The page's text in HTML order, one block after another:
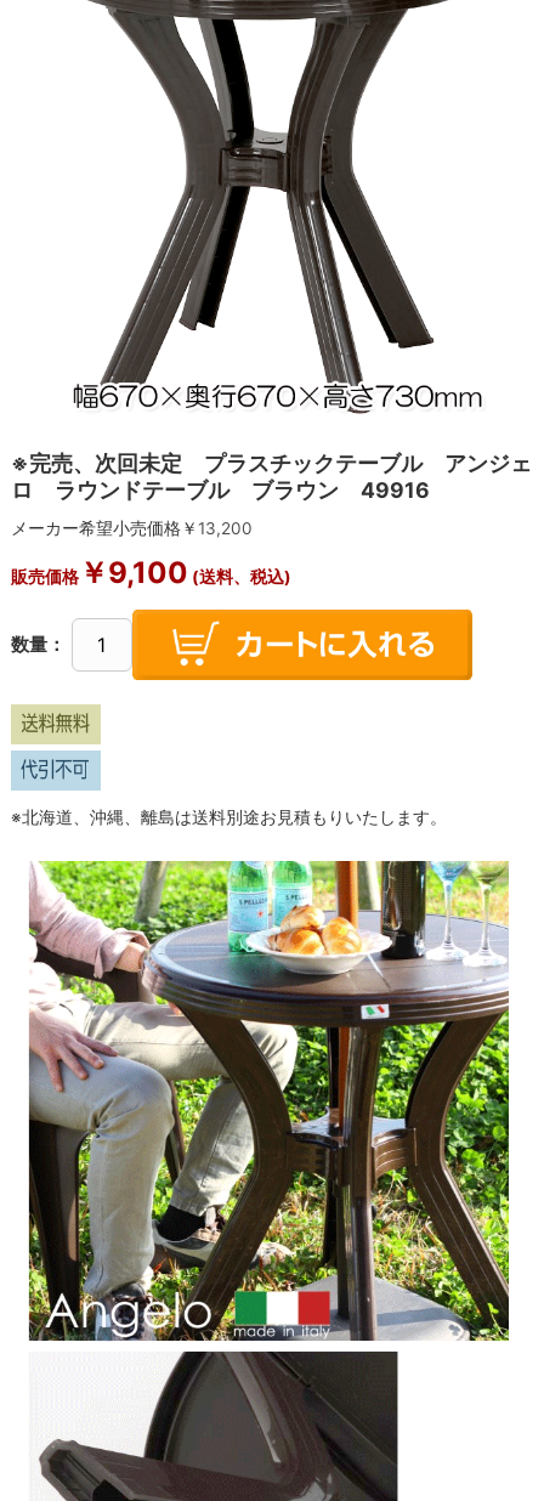
※完売、次回未定 プラスチックテーブル アンジェ
ロ ラウンドテーブル ブラウン 49916
メーカー希望小売価格￥13,200
販売価格￥9,100 (送料、税込)
数量：
※北海道、沖縄、離島は送料別途お見積もりいたします。